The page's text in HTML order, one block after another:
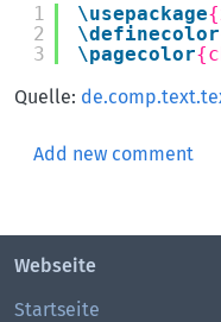
1
2
3
\usepackage
\definecolor
\pagecolor
Quelle:
Add new comment
Webseite
Startseite